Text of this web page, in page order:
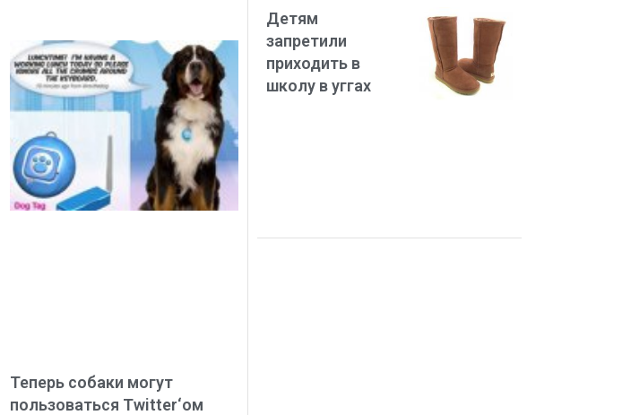
Теперь собаки могут
пользоваться Twitter‘ом
Детям
запретили
приходить в
школу в уггах